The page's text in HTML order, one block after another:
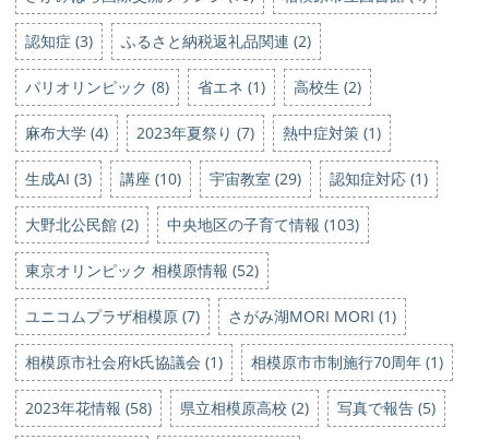
認知症 (3) ふるさと納税返礼品関連 (2)
パリオリンピック (8) 省エネ (1) 高校生 (2)
麻布大学 (4) 2023年夏祭り (7) 熱中症対策 (1)
生成AI (3) 講座 (10) 宇宙教室 (29) 認知症対応 (1)
大野北公民館 (2) 中央地区の子育て情報 (103)
東京オリンピック 相模原情報 (52)
ユニコムプラザ相模原 (7) さがみ湖MORI MORI (1)
相模原市社会府k氏協議会 (1) 相模原市市制施行70周年 (1)
2023年花情報 (58) 県立相模原高校 (2) 写真で報告 (5)